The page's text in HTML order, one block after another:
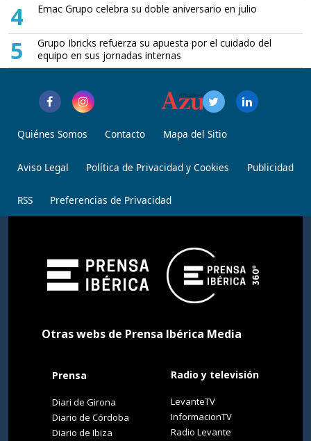
4 Emac Grupo celebra su doble aniversario en julio
5
Grupo Ibricks refuerza su apuesta por el cuidado del
equipo en sus jornadas internas
Quiénes Somos Contacto Mapa del Sitio
Aviso Legal Política de Privacidad y Cookies Publicidad
RSS Preferencias de Privacidad
Otras webs de Prensa Ibérica Media
Prensa
Diari de Girona
Diario de Córdoba
Diario de Ibiza
Radio y televisión
LevanteTV
InformacionTV
Radio Levante